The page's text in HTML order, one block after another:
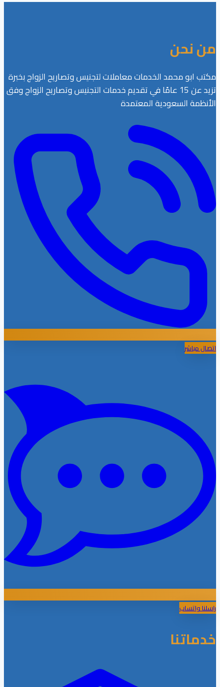
من نحن
مكتب ابو محمد الخدمات معاملات لتجنيس وتصاريح الزواج بخبرة
تزيد عن 15 عامًا في تقديم خدمات التجنيس وتصاريح الزواج وفق
الأنظمة السعودية المعتمدة
اتصال مباشر
راسلنا واتساب
خدماتنا